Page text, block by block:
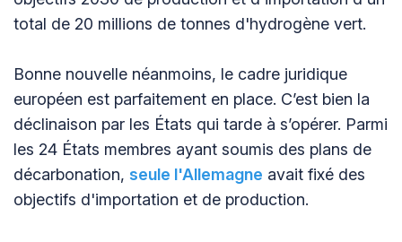
total de 20 millions de tonnes d'hydrogène vert.
Bonne nouvelle néanmoins, le cadre juridique
européen est parfaitement en place. C’est bien la
déclinaison par les États qui tarde à s’opérer. Parmi
les 24 États membres ayant soumis des plans de
décarbonation, seule l'Allemagne avait fixé des
objectifs d'importation et de production.